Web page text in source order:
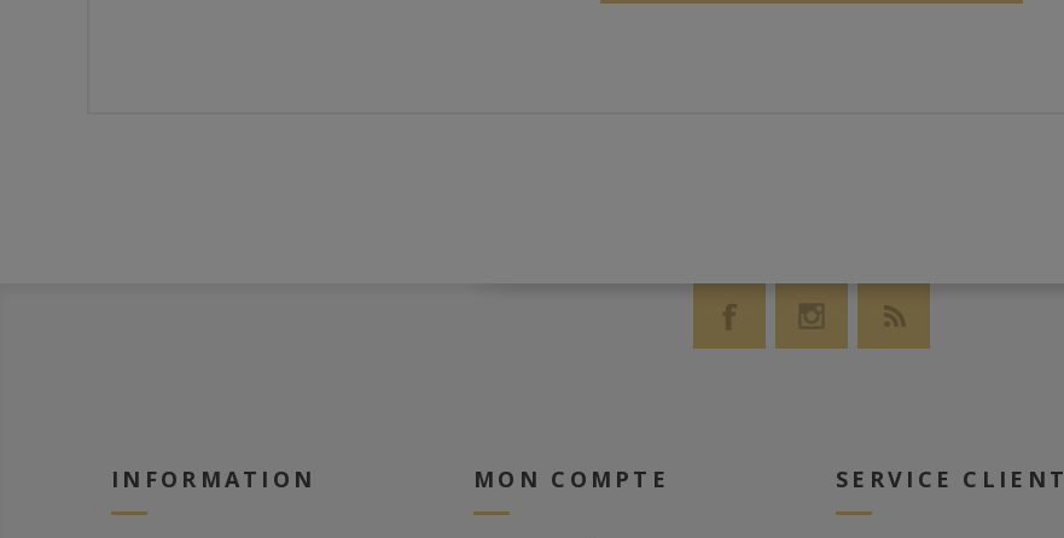
INFORMATION MON COMPTE SERVICE CLIENT